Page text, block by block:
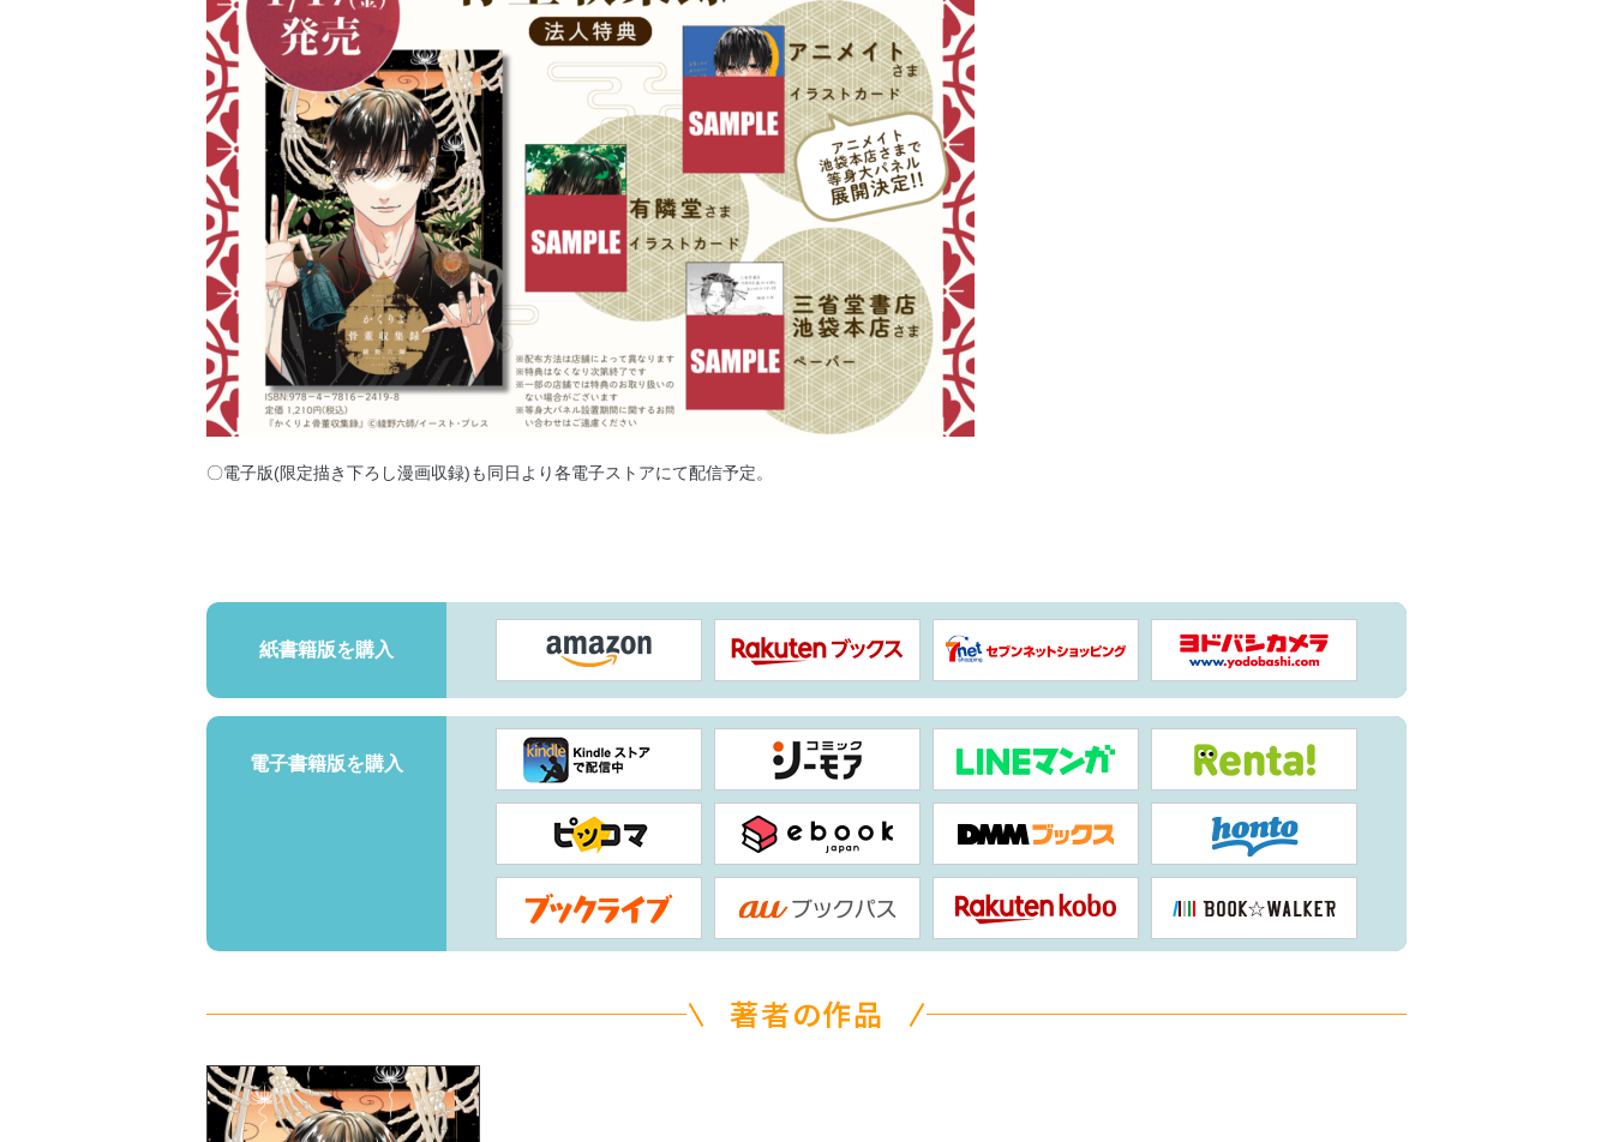
〇電子版(限定描き下ろし漫画収録)も同日より各電子ストアにて配信予定。
紙書籍版を購入
電子書籍版を購入
著者の作品